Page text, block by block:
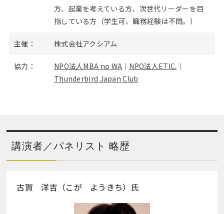
方、起業を考えている方、次世代リーダーを目
指している方（学生可、職務経験は不問。）
主催： 株式会社アクシアム
協力： NPO法人MBA no WA ｜ NPO法人ETIC. ｜
Thunderbird Japan Club
講演者／パネリスト 略歴
古賀 洋吉（こが ようきち）氏